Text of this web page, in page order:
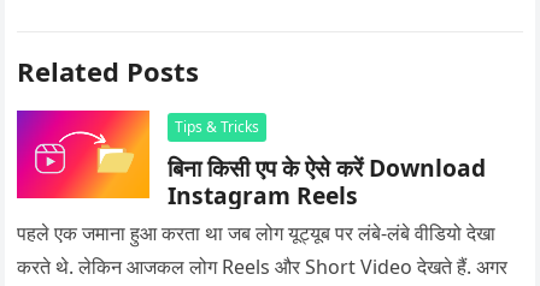
Related Posts
Tips & Tricks
बिना किसी एप के ऐसे करें Download
Instagram Reels
पहले एक जमाना हुआ करता था जब लोग यूट्यूब पर लंबे-लंबे वीडियो देखा
करते थे. लेकिन आजकल लोग Reels और Short Video देखते हैं. अगर